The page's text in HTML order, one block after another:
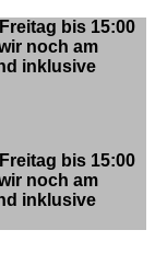
bis 15:00
noch am
inklusive
bis 15:00
noch am
inklusive